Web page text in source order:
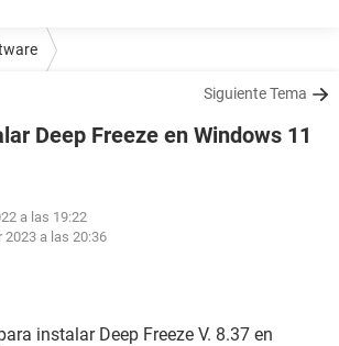
Siguiente Tema
Deep Freeze en Windows 11
a las 19:22
2023 a las 20:36
instalar Deep Freeze V. 8.37 en